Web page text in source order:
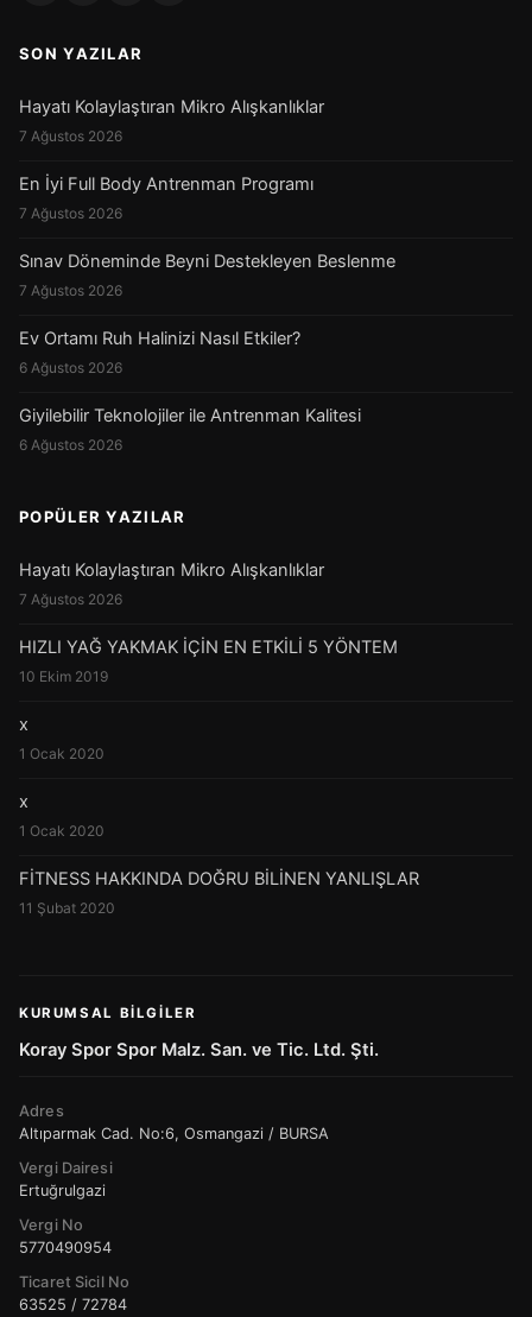
SON YAZILAR
Hayatı Kolaylaştıran Mikro Alışkanlıklar
7 Ağustos 2026
En İyi Full Body Antrenman Programı
7 Ağustos 2026
Sınav Döneminde Beyni Destekleyen Beslenme
7 Ağustos 2026
Ev Ortamı Ruh Halinizi Nasıl Etkiler?
6 Ağustos 2026
Giyilebilir Teknolojiler ile Antrenman Kalitesi
6 Ağustos 2026
POPÜLER YAZILAR
Hayatı Kolaylaştıran Mikro Alışkanlıklar
7 Ağustos 2026
HIZLI YAĞ YAKMAK İÇİN EN ETKİLİ 5 YÖNTEM
10 Ekim 2019
x
1 Ocak 2020
x
1 Ocak 2020
FİTNESS HAKKINDA DOĞRU BİLİNEN YANLIŞLAR
11 Şubat 2020
KURUMSAL BILGILER
Koray Spor Spor Malz. San. ve Tic. Ltd. Şti.
Adres
Altıparmak Cad. No:6, Osmangazi / BURSA
Vergi Dairesi
Ertuğrulgazi
Vergi No
5770490954
Ticaret Sicil No
63525 / 72784